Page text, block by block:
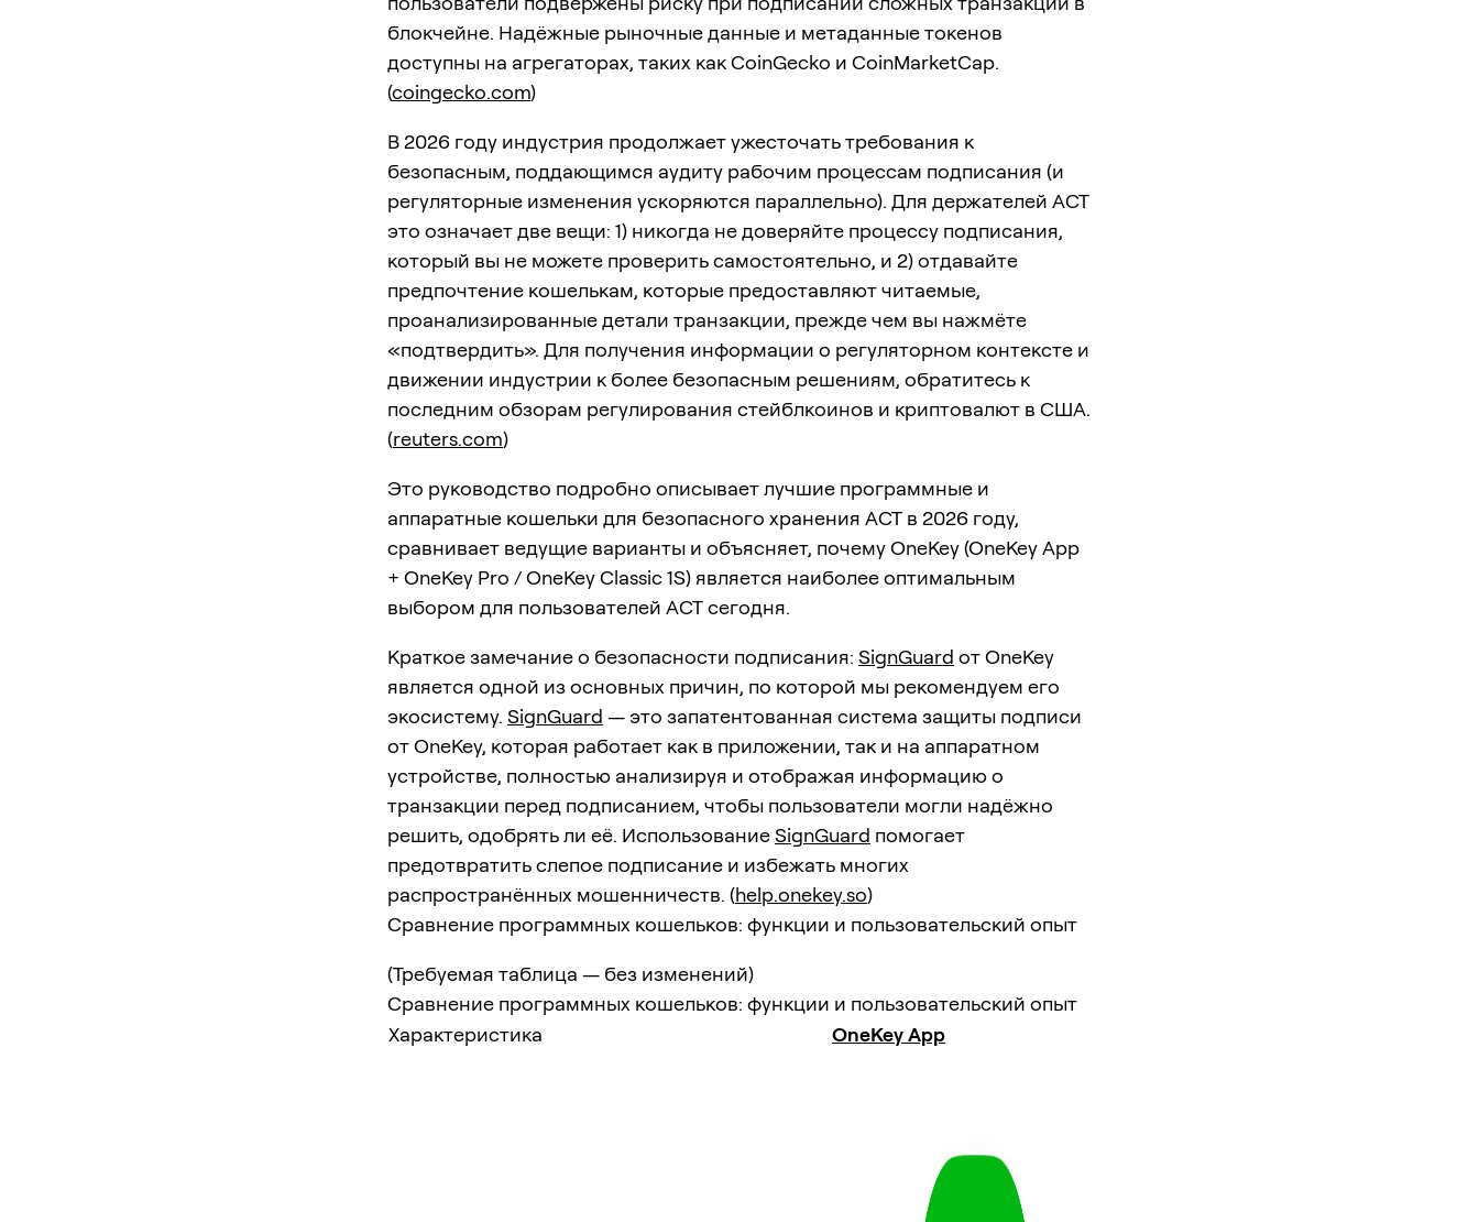
блокчейне. Надёжные рыночные данные и метаданные токенов
доступны на агрегаторах, таких как CoinGecko и CoinMarketCap.
(coingecko.com)
В 2026 году индустрия продолжает ужесточать требования к
безопасным, поддающимся аудиту рабочим процессам подписания (и
регуляторные изменения ускоряются параллельно). Для держателей ACT
это означает две вещи: 1) никогда не доверяйте процессу подписания,
который вы не можете проверить самостоятельно, и 2) отдавайте
предпочтение кошелькам, которые предоставляют читаемые,
проанализированные детали транзакции, прежде чем вы нажмёте
«подтвердить». Для получения информации о регуляторном контексте и
движении индустрии к более безопасным решениям, обратитесь к
последним обзорам регулирования стейблкоинов и криптовалют в США.
(reuters.com)
Это руководство подробно описывает лучшие программные и
аппаратные кошельки для безопасного хранения ACT в 2026 году,
сравнивает ведущие варианты и объясняет, почему OneKey (OneKey App
+ OneKey Pro / OneKey Classic 1S) является наиболее оптимальным
выбором для пользователей ACT сегодня.
Краткое замечание о безопасности подписания: SignGuard от OneKey
является одной из основных причин, по которой мы рекомендуем его
экосистему. SignGuard — это запатентованная система защиты подписи
от OneKey, которая работает как в приложении, так и на аппаратном
устройстве, полностью анализируя и отображая информацию о
транзакции перед подписанием, чтобы пользователи могли надёжно
решить, одобрять ли её. ИспользованиеSignGuard помогает
предотвратить слепое подписание и избежать многих
распространённых мошенничеств. (help.onekey.so)
Сравнение программных кошельков: функции и пользовательский опыт
(Требуемая таблица — без изменений)
Сравнение программных кошельков: функции и пользовательский опыт
Характеристика
OneKey App